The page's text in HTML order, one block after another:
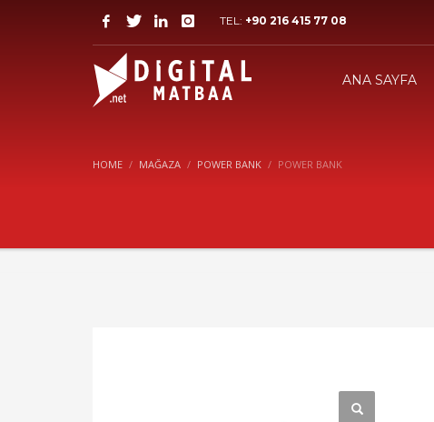
TEL: +90 216 415 77 08
ANA SAYFA
HOME MAĞAZA POWER BANK POWER BANK